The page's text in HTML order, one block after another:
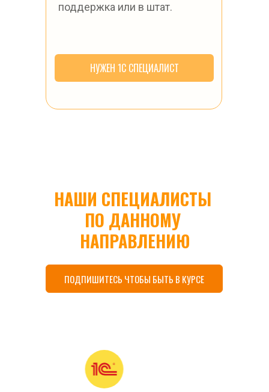
поддержка или в штат.
НУЖЕН 1С СПЕЦИАЛИСТ
НАШИ СПЕЦИАЛИСТЫ
ПО ДАННОМУ
НАПРАВЛЕНИЮ
ПОДПИШИТЕСЬ ЧТОБЫ БЫТЬ В КУРСЕ